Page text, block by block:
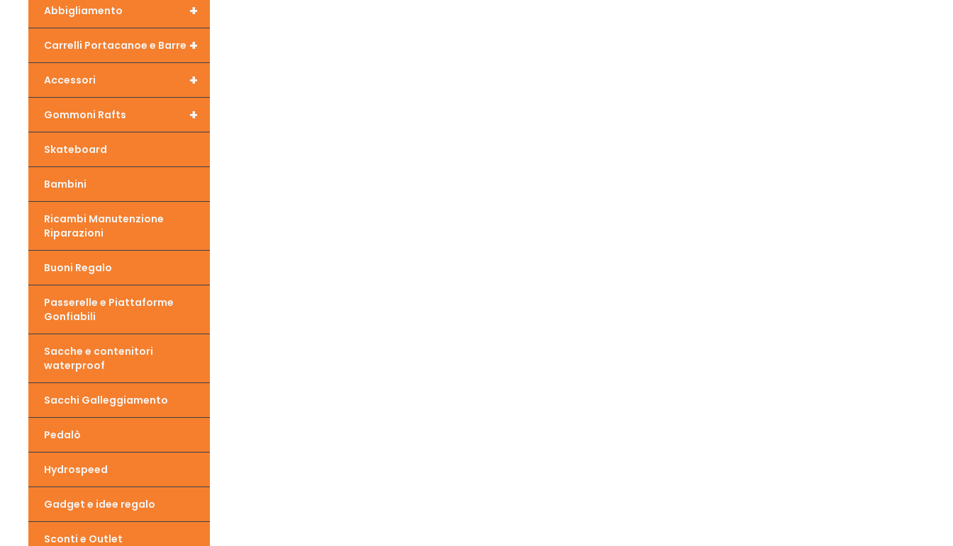
+
Abbigliamento
+
Carrelli Portacanoe e Barre
+
Accessori
+
Gommoni Rafts
Skateboard
Bambini
Ricambi Manutenzione
Riparazioni
Buoni Regalo
Passerelle e Piattaforme
Gonfiabili
Sacche e contenitori
waterproof
Sacchi Galleggiamento
Pedalò
Hydrospeed
Gadget e idee regalo
Sconti e Outlet